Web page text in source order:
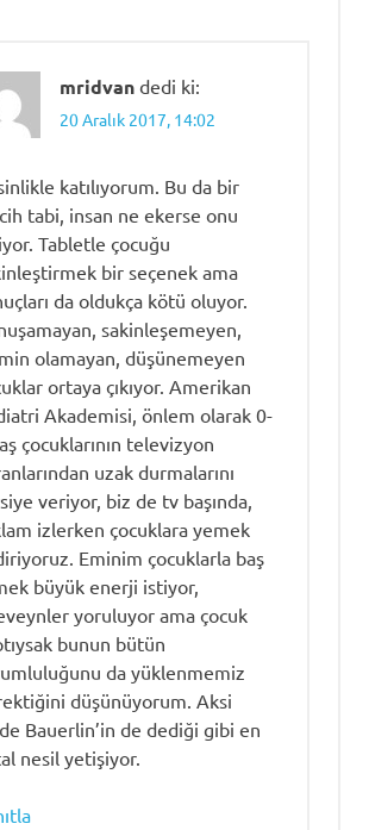
mridvan dedi ki:
20 Aralık 2017, 14:02
katılıyorum. Bu da bir
tabi, insan ne ekerse onu
Tabletle çocuğu
bir seçenek ama
da oldukça kötü oluyor.
sakinleşemeyen,
olamayan, düşünemeyen
ortaya çıkıyor. Amerikan
Akademisi, önlem olarak 0-
çocuklarının televizyon
uzak durmalarını
veriyor, biz de tv başında,
izlerken çocuklara yemek
Eminim çocuklarla baş
büyük enerji istiyor,
yoruluyor ama çocuk
bunun bütün
da yüklenmemiz
düşünüyorum. Aksi
Bauerlin’in de dediği gibi en
nesil yetişiyor.